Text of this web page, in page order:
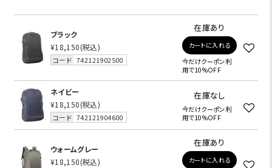
ブラック
¥18,150(税込)
コード 742121902500
在庫あり
カートに入れる
今だけクーポン利
用で10%OFF
ネイビー
¥18,150(税込)
コード 742121904600
在庫なし
今だけクーポン利
用で10%OFF
ウォームグレー
¥18,150(税込)
在庫あり
カートに入れる